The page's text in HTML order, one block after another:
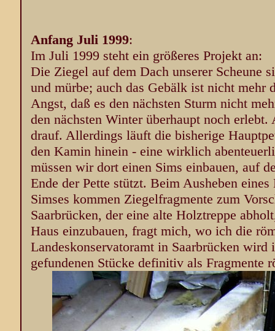
Anfang Juli 1999:
Im Juli 1999 steht ein größeres Projekt an:
Die Ziegel auf dem Dach unserer Scheune
und mürbe; auch das Gebälk ist nicht mehr
Angst, daß es den nächsten Sturm nicht
den nächsten Winter überhaupt noch
drauf. Allerdings läuft die bisherige
den Kamin hinein - eine wirklich
müssen wir dort einen Sims einbauen, auf
Ende der Pette stützt. Beim Ausheben
Simses kommen Ziegelfragmente zum
Saarbrücken, der eine alte Holztreppe
Haus einzubauen, fragt mich, wo ich die
Landeskonservatoramt in Saarbrücken
gefundenen Stücke definitiv als Fragmente